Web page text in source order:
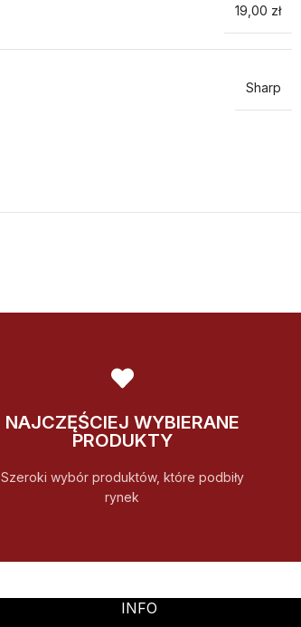
19,00 zł
Sharp
NAJCZĘŚCIEJ WYBIERANE
PRODUKTY
Szeroki wybór produktów, które podbiły
rynek
INFO